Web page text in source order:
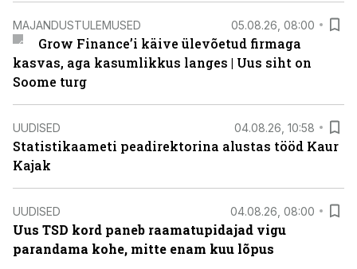
MAJANDUSTULEMUSED 05.08.26, 08:00
Grow Finance’i käive ülevõetud firmaga
kasvas, aga kasumlikkus langes | Uus siht on
Soome turg
UUDISED 04.08.26, 10:58
Statistikaameti peadirektorina alustas tööd Kaur
Kajak
UUDISED 04.08.26, 08:00
Uus TSD kord paneb raamatupidajad vigu
parandama kohe, mitte enam kuu lõpus